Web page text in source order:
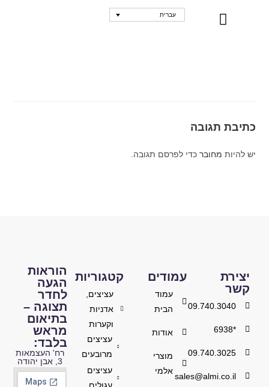
עברית
כתיבת תגובה
יש להיות מחובר כדי לפרסם תגובה.
הוראות
הגעה
לחדר
תצוגה –
בתיאום
מראש
בלבד:
רח' העצמאות
3, אבן יהודה
קטגוריות
עציצים,
אדניות
וקערות
עציצים
מרובעים
עציצים
עגולים
עמודים
עמוד
הבית
אודות
מוצרי
אלמי
יצירת
קשר
09.740.3040
*6938
09.740.3025
sales@almi.co.il